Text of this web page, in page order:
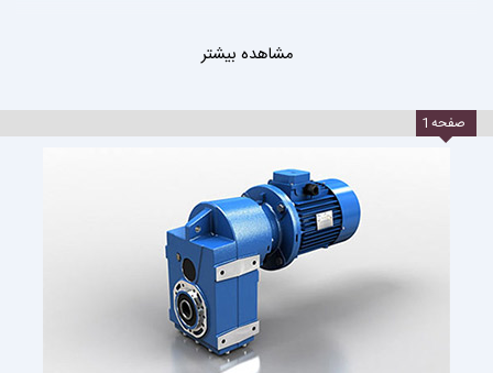
مشاهده بیشتر
صفحه 1